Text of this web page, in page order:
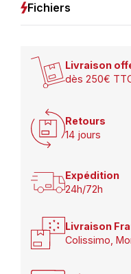
Fichiers
Livraison
dès 250€
Retours
14 jours
Expédition
24h/72h
Livraison
Colissimo,